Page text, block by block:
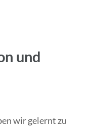
und
wir gelernt zu